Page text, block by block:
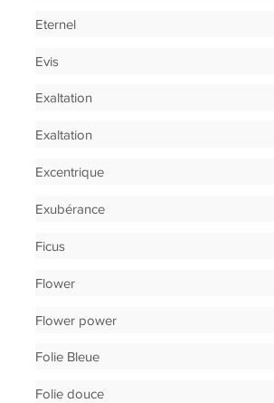
Eternel
Evis
Exaltation
Exaltation
Excentrique
Exubérance
Ficus
Flower
Flower power
Folie Bleue
Folie douce